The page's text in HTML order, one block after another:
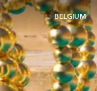
BELGIUM